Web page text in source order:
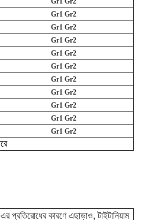
Gr1 Gr2
Gr1 Gr2
Gr1 Gr2
Gr1 Gr2
Gr1 Gr2
Gr1 Gr2
Gr1 Gr2
Gr1 Gr2
Gr1 Gr2
Gr1 Gr2
প্রতিরোধের কারণে এছাড়াও, টাইটানিয়াম